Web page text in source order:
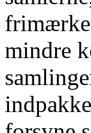
mindre